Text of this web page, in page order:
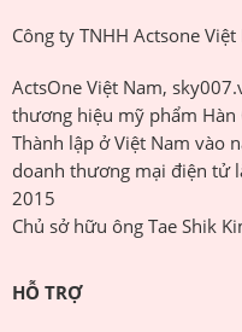
Công ty TNHH Actsone Việt
ActsOne Việt Nam,
thương hiệu mỹ phẩm Hàn
Thành lập ở Việt Nam vào
doanh thương mại điện tử
2015
Chủ sở hữu ông Tae Shik
HỖ TRỢ